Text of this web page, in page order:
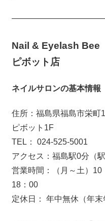
Nail & Eyelash Bee
ピボット店
ネイルサロンの基本情報
住所：福島県福島市栄
ピボット1F
TEL： 024-525-5001
アクセス：福島駅0分（駅
営業時間：（月～土）10
18：00
定休日： 年中無休（年末